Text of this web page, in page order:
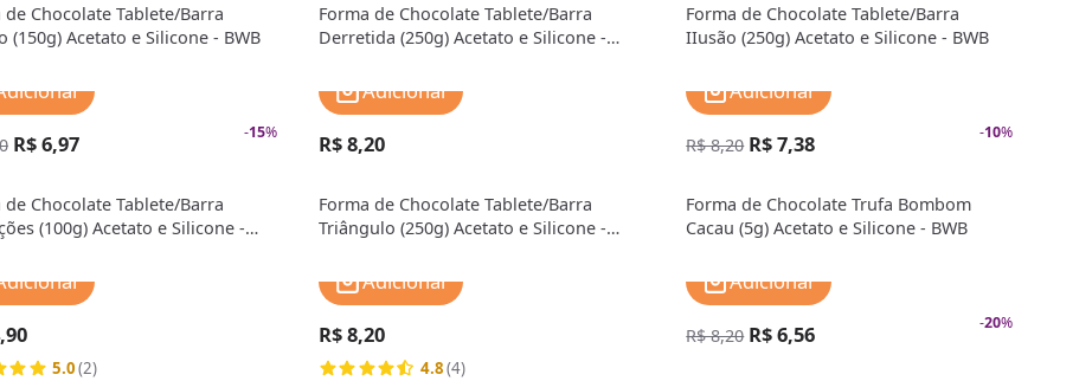
de Chocolate Tablete/Barra
(150g) Acetato e Silicone - BWB
Forma de Chocolate Tablete/Barra
Derretida (250g) Acetato e Silicone -
Forma de Chocolate Tablete/Barra
IIusão (250g) Acetato e Silicone - BWB
-15%
R$ 6,97
de Chocolate Tablete/Barra
(100g) Acetato e Silicone -
R$ 8,20
Forma de Chocolate Tablete/Barra
Triângulo (250g) Acetato e Silicone -
Adicionar
-10%
R$ 8,20 R$ 7,38
Forma de Chocolate Trufa Bombom
Cacau (5g) Acetato e Silicone - BWB
Adicionar
5.0(2)
R$ 8,20
4.8(4)
Adicionar
-20%
R$ 8,20 R$ 6,56
Adicionar